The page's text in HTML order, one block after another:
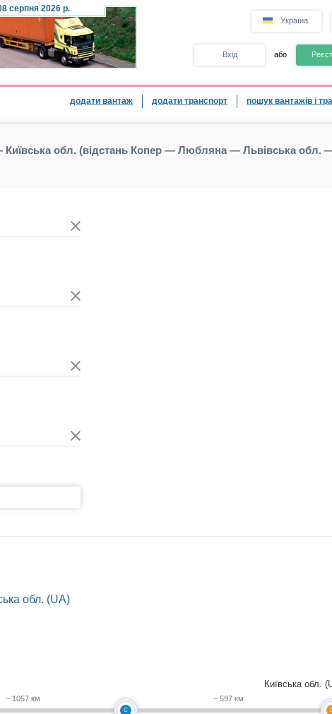
серпня 2026 р.
Україна
Вхід або
додати вантаж додати транспорт пошук вантажів і
обл. (відстань Копер — Любляна — Львівська обл.
обл. (UA)
~ 1057 км
C
~ 597 км
Київська обл.